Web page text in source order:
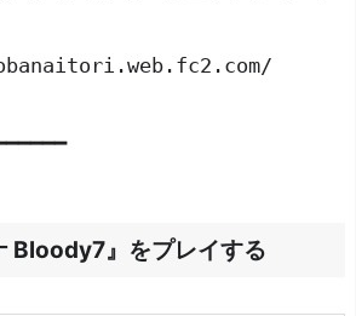
Bloody7』をプレイする